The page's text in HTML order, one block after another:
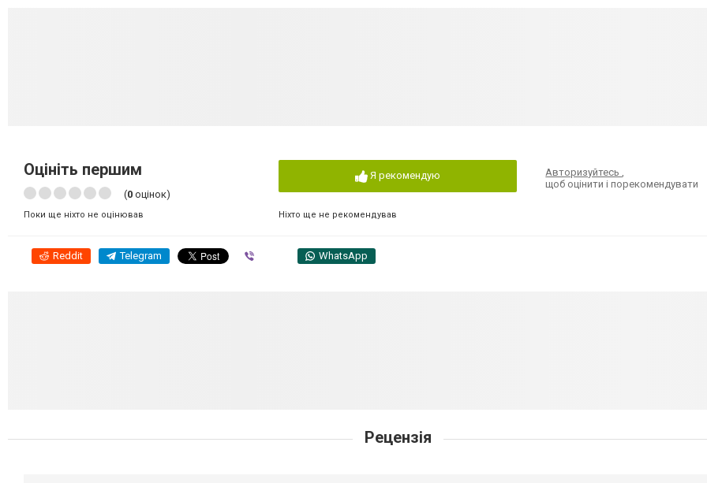
Оцініть першим
(0 оцінок)
Поки ще ніхто не оцінював
Я рекомендую
Ніхто ще не рекомендував
Авторизуйтесь,
щоб оцінити і порекомендувати
Reddit Telegram WhatsApp
Рецензія